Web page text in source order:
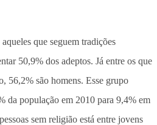
que seguem tradições
50,9% dos adeptos. Já entre os que
56,2% são homens. Esse grupo
da população em 2010 para 9,4% em
sem religião está entre jovens